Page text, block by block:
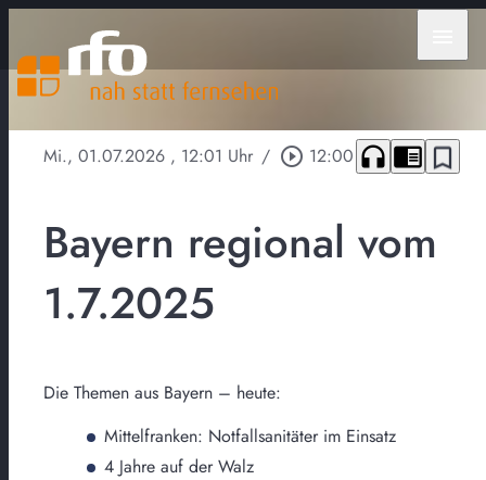
Mi., 01.07.2026 , 12:01 Uhr / play_circle_outline 12:00 headphones chrome_reader_mode bookmark_border
Bayern regional vom
1.7.2025
Die Themen aus Bayern – heute:
Mittelfranken: Notfallsanitäter im Einsatz
4 Jahre auf der Walz